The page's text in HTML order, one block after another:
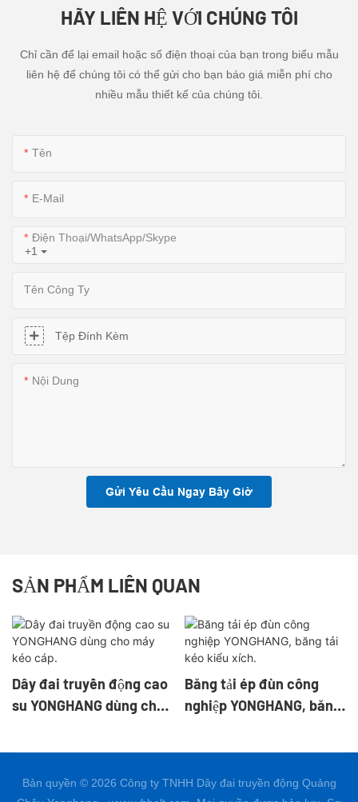
HÃY LIÊN HỆ VỚI CHÚNG TÔI
Chỉ cần để lại email hoặc số điện thoại của bạn trong biểu mẫu
liên hệ để chúng tôi có thể gửi cho bạn báo giá miễn phí cho
nhiều mẫu thiết kế của chúng tôi.
Tên
E-Mail
+1
Điện Thoại/WhatsApp/Skype
Tên Công Ty
Tệp Đính Kèm
Nội Dung
Gửi Yêu Cầu Ngay Bây Giờ
SẢN PHẨM LIÊN QUAN
Dây đai truyền động cao
su YONGHANG dùng cho
Băng tải ép đùn công
nghiệp YONGHANG, băng
Bản quyền © 2026 Công ty TNHH Dây đai truyền động Quảng